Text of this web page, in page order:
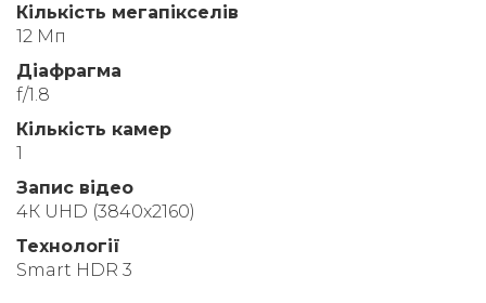
Кількість мегапікселів
12 Мп
Діафрагма
f/1.8
Кількість камер
1
Запис відео
4К UHD (3840x2160)
Технології
Smart HDR 3